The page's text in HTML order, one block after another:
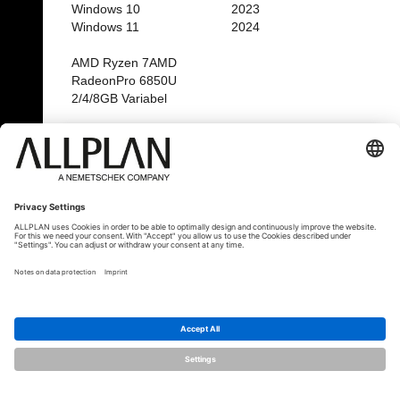
Windows 10
Windows 11
2023
2024
AMD Ryzen 7AMD
RadeonPro 6850U
2/4/8GB Variabel
Lenovo ThinkPad P14s 4nd
Gen
Windows 11
2023